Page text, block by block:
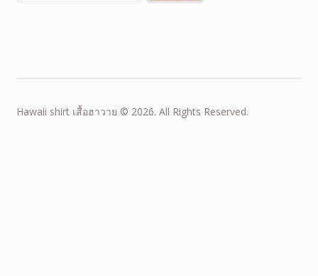
Hawaii shirt เสื้อฮาวาย © 2026. All Rights Reserved.